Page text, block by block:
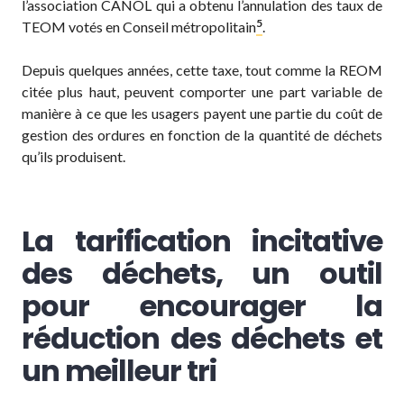
l’association CANOL qui a obtenu l’annulation des taux de
TEOM votés en Conseil métropolitain5.
Depuis quelques années, cette taxe, tout comme la REOM
citée plus haut, peuvent comporter une part variable de
manière à ce que les usagers payent une partie du coût de
gestion des ordures en fonction de la quantité de déchets
qu’ils produisent.
La tarification incitative
des déchets, un outil
pour encourager la
réduction des déchets et
un meilleur tri